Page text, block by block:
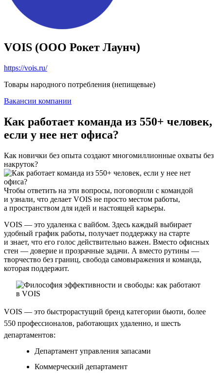
VOIS (ООО Рокет Лаунч)
https://vois.ru/
Товары народного потребления (непищевые)
Вакансии компании
Как работает команда из 550+ человек,
если у нее нет офиса?
Как новички без опыта создают многомиллионные охваты без
накруток?
Чтобы ответить на эти вопросы, поговорили с командой
и узнали, что делает VOIS не просто местом работы,
а пространством для идей и настоящей карьеры.
VOIS — это удаленка с вайбом. Здесь каждый выбирает
удобный график работы, получает поддержку на старте
и знает, что его голос действительно важен. Вместо офисных
стен — доверие и прозрачные задачи. А вместо рутины —
творчество без границ, свобода самовыражения и команда,
которая поддержит.
VOIS — это быстрорастущий бренд категории бьюти, более
550 профессионалов, работающих удаленно, и шесть
департаментов:
Департамент управления запасами
Коммерческий департамент